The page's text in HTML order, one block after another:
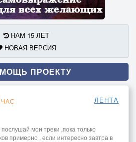
НАМ 15 ЛЕТ
НОВАЯ ВЕРСИЯ
ПРОЕКТУ
ЛЕНТА
мои треки ,пока только
примерно , если интересно завтра в